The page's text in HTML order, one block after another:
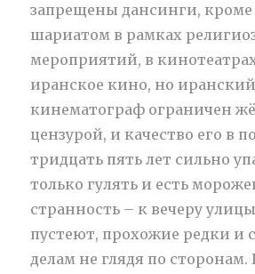
запрещены дансинги,
шариатом в рамках
мероприятий, в
иранское кино, но иранский
кинематограф ограничен
цензурой, и качество его в
тридцать пять лет сильно
только гулять и есть
странность – к вечеру
пустеют, прохожие редки и
делам не глядя по сторонам.